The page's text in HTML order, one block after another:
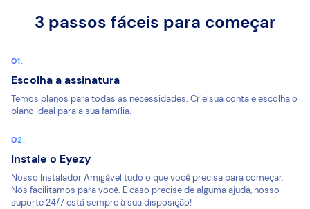
3 passos fáceis para começar
Escolha a assinatura
Temos planos para todas as necessidades. Crie sua conta e escolha o
plano ideal para a sua família.
Instale o Eyezy
Nosso Instalador Amigável tudo o que você precisa para começar.
Nós facilitamos para você. E caso precise de alguma ajuda, nosso
suporte 24/7 está sempre à sua disposição!